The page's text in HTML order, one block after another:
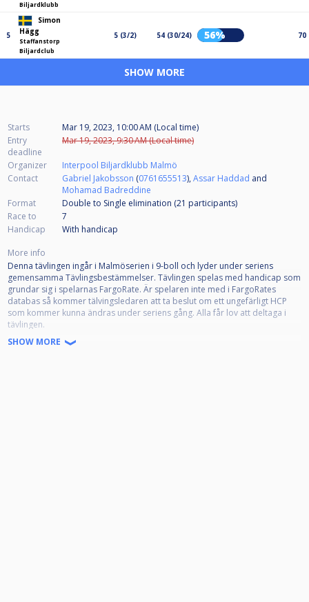
Biljardklubb
5
Simon
Hägg
Staffanstorp
Biljardclub
5 (3/2) 54 (30/24) 56% 70
SHOW MORE
Starts
Mar 19, 2023, 10:00 AM (Local time)
Entry
deadline
Mar 19, 2023, 9:30 AM (Local time)
Organizer
Interpool Biljardklubb Malmö
Contact
Gabriel Jakobsson (0761655513),Assar Haddad and
Mohamad Badreddine
Format
Double to Single elimination (21 participants)
Race to
7
Handicap
With handicap
More info
Denna tävlingen ingår i Malmöserien i 9-boll och lyder under seriens
gemensamma Tävlingsbestämmelser. Tävlingen spelas med handicap som
grundar sig i spelarnas FargoRate. Är spelaren inte med i FargoRates
databas så kommer tälvingsledaren att ta beslut om ett ungefärligt HCP
som kommer kunna ändras under seriens gång. Alla får lov att deltaga i
tävlingen.
Tävlingen har ett tak på 32 spelare. En anmäld spelare som inte avanmäler
SHOW MORE